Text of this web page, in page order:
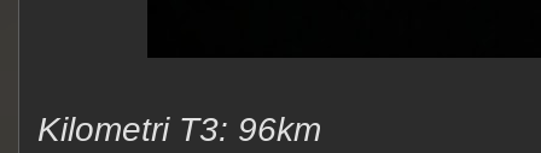
Kilometri T3: 96km